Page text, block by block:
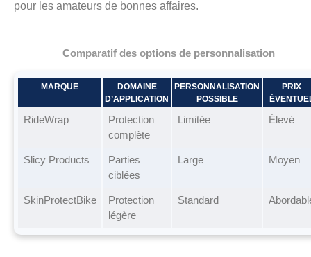
pour les amateurs de bonnes affaires.
Comparatif des options de personnalisation
MARQUE
DOMAINE
D’APPLICATION
PERSONNALISATION
POSSIBLE
PRIX
RideWrap
Protection
complète
Limitée Élevé
Slicy Products
Parties
ciblées
Large Moyen
SkinProtectBike
Protection
légère
Standard